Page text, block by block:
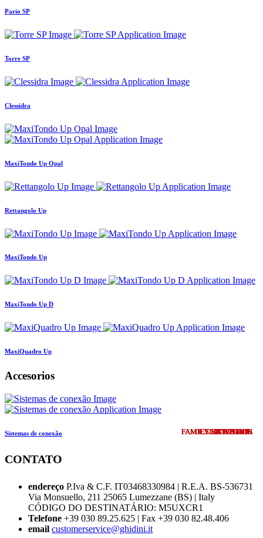
FAMILY EXTENSION
NOVIDADE
COMING SOON
NOVIDADE
NOVIDADE
NOVIDADE
NOVIDADE
FAMILY EXTENSION
FAMILY EXTENSION
NOVIDADE
NOVIDADE
NOVIDADE
NOVIDADE
NOVIDADE
NOVIDADE
NOVIDADE
FAMILY EXTENSION
FAMILY EXTENSION
NOVIDADE
DESIGN UPDATE
FAMILY EXTENSION
FAMILY EXTENSION
NOVIDADE
DESIGN UPDATE
NOVIDADE
Pario SP
Torre SP
Clessidra
MaxiTondo Up Opal
Rettangolo Up
MaxiTondo Up
MaxiTondo Up D
MaxiQuadro Up
Accesorios
Sistemas de conexão
CONTATO
endereço P.Iva & C.F. IT03468330984 | R.E.A. BS-536731
Via Monsuello, 211 25065 Lumezzane (BS) | Italy
CÓDIGO DO DESTINATÁRIO: M5UXCR1
Telefone +39 030 89.25.625 | Fax +39 030 82.48.406
email customerservice@ghidini.it